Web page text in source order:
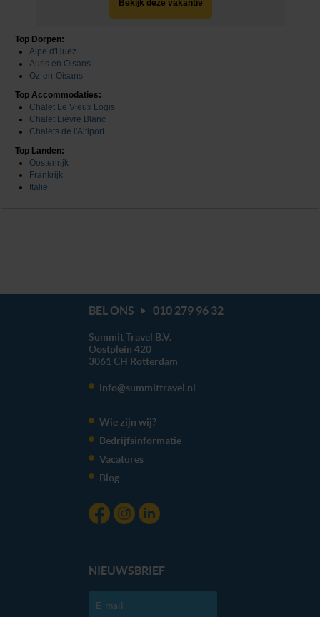
Bekijk deze vakantie
Top Dorpen:
Alpe d'Huez
Auris en Oisans
Oz-en-Oisans
Top Accommodaties:
Chalet Le Vieux Logis
Chalet Lièvre Blanc
Chalets de l'Altiport
Top Landen:
Oostenrijk
Frankrijk
Italië
BEL ONS 010 279 96 32
Summit Travel B.V.
Oostplein 420
3061 CH Rotterdam
info@summittravel.nl
Wie zijn wij?
Bedrijfsinformatie
Vacatures
Blog
NIEUWSBRIEF